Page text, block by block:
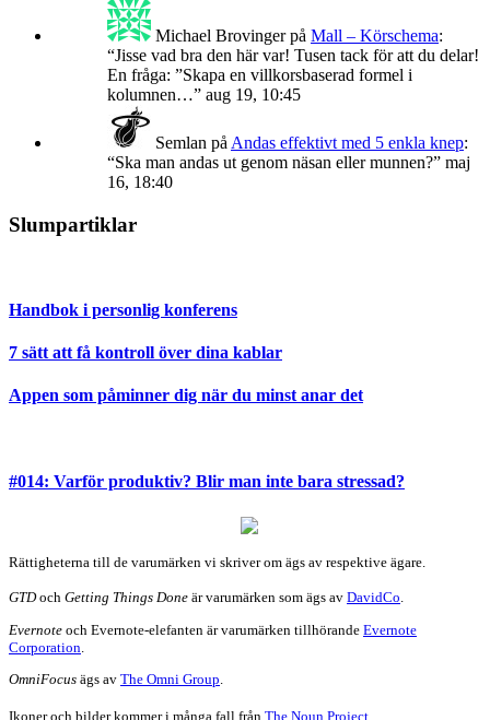
Michael Brovingerpå Mall – Körschema:
“Jisse vad bra den här var! Tusen tack för att du delar!
En fråga: ”Skapa en villkorsbaserad formel i
kolumnen…” aug 19, 10:45
Semlan på Andas effektivt med 5 enkla knep:
“Ska man andas ut genom näsan eller munnen?” maj
16, 18:40
Slumpartiklar
Handbok i personlig konferens
7 sätt att få kontroll över dina kablar
Appen som påminner dig när du minst anar det
#014: Varför produktiv? Blir man inte bara stressad?
Rättigheterna till de varumärken vi skriver om ägs av respektive ägare.
GTDoch Getting Things Done är varumärken som ägs av DavidCo.
Evernote och Evernote-elefanten är varumärken tillhörande Evernote
Corporation
OmniFocus ägs av The Omni Group.
Ikoner och bilder kommer i många fall från The Noun Project